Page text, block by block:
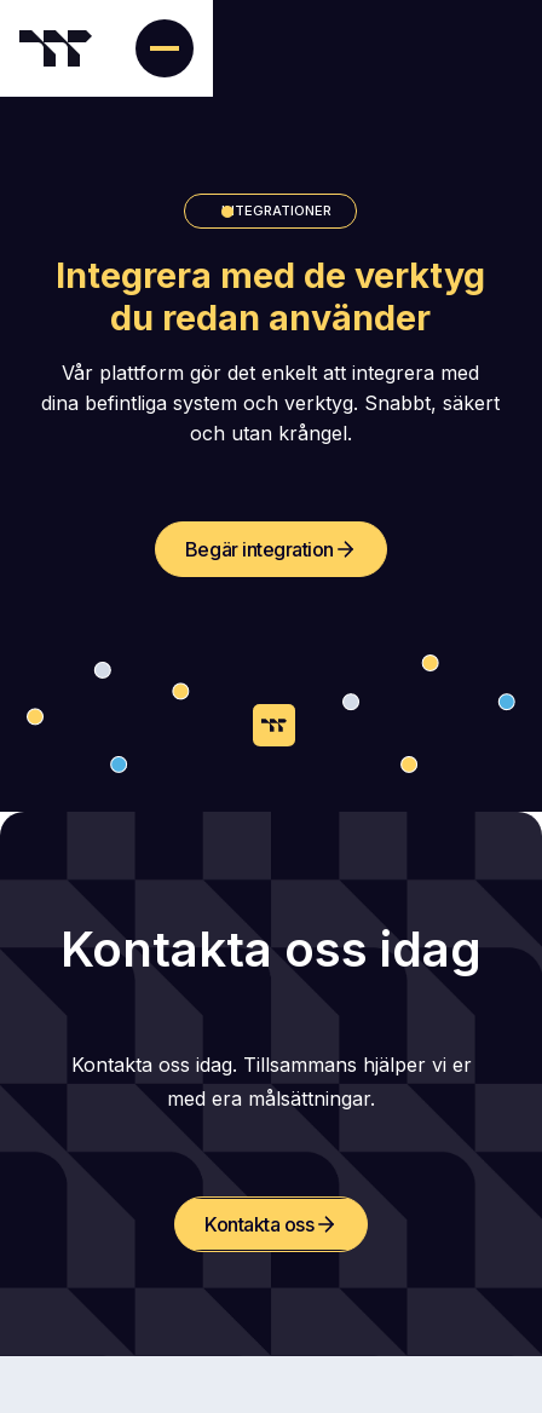
INTEGRATIONER
Integrera med de verktyg
du redan använder
Vår plattform gör det enkelt att integrera med
dina befintliga system och verktyg. Snabbt, säkert
och utan krångel.
Begär integration
Kontakta oss idag
Kontakta oss idag. Tillsammans hjälper vi er
med era målsättningar.
Kontakta oss